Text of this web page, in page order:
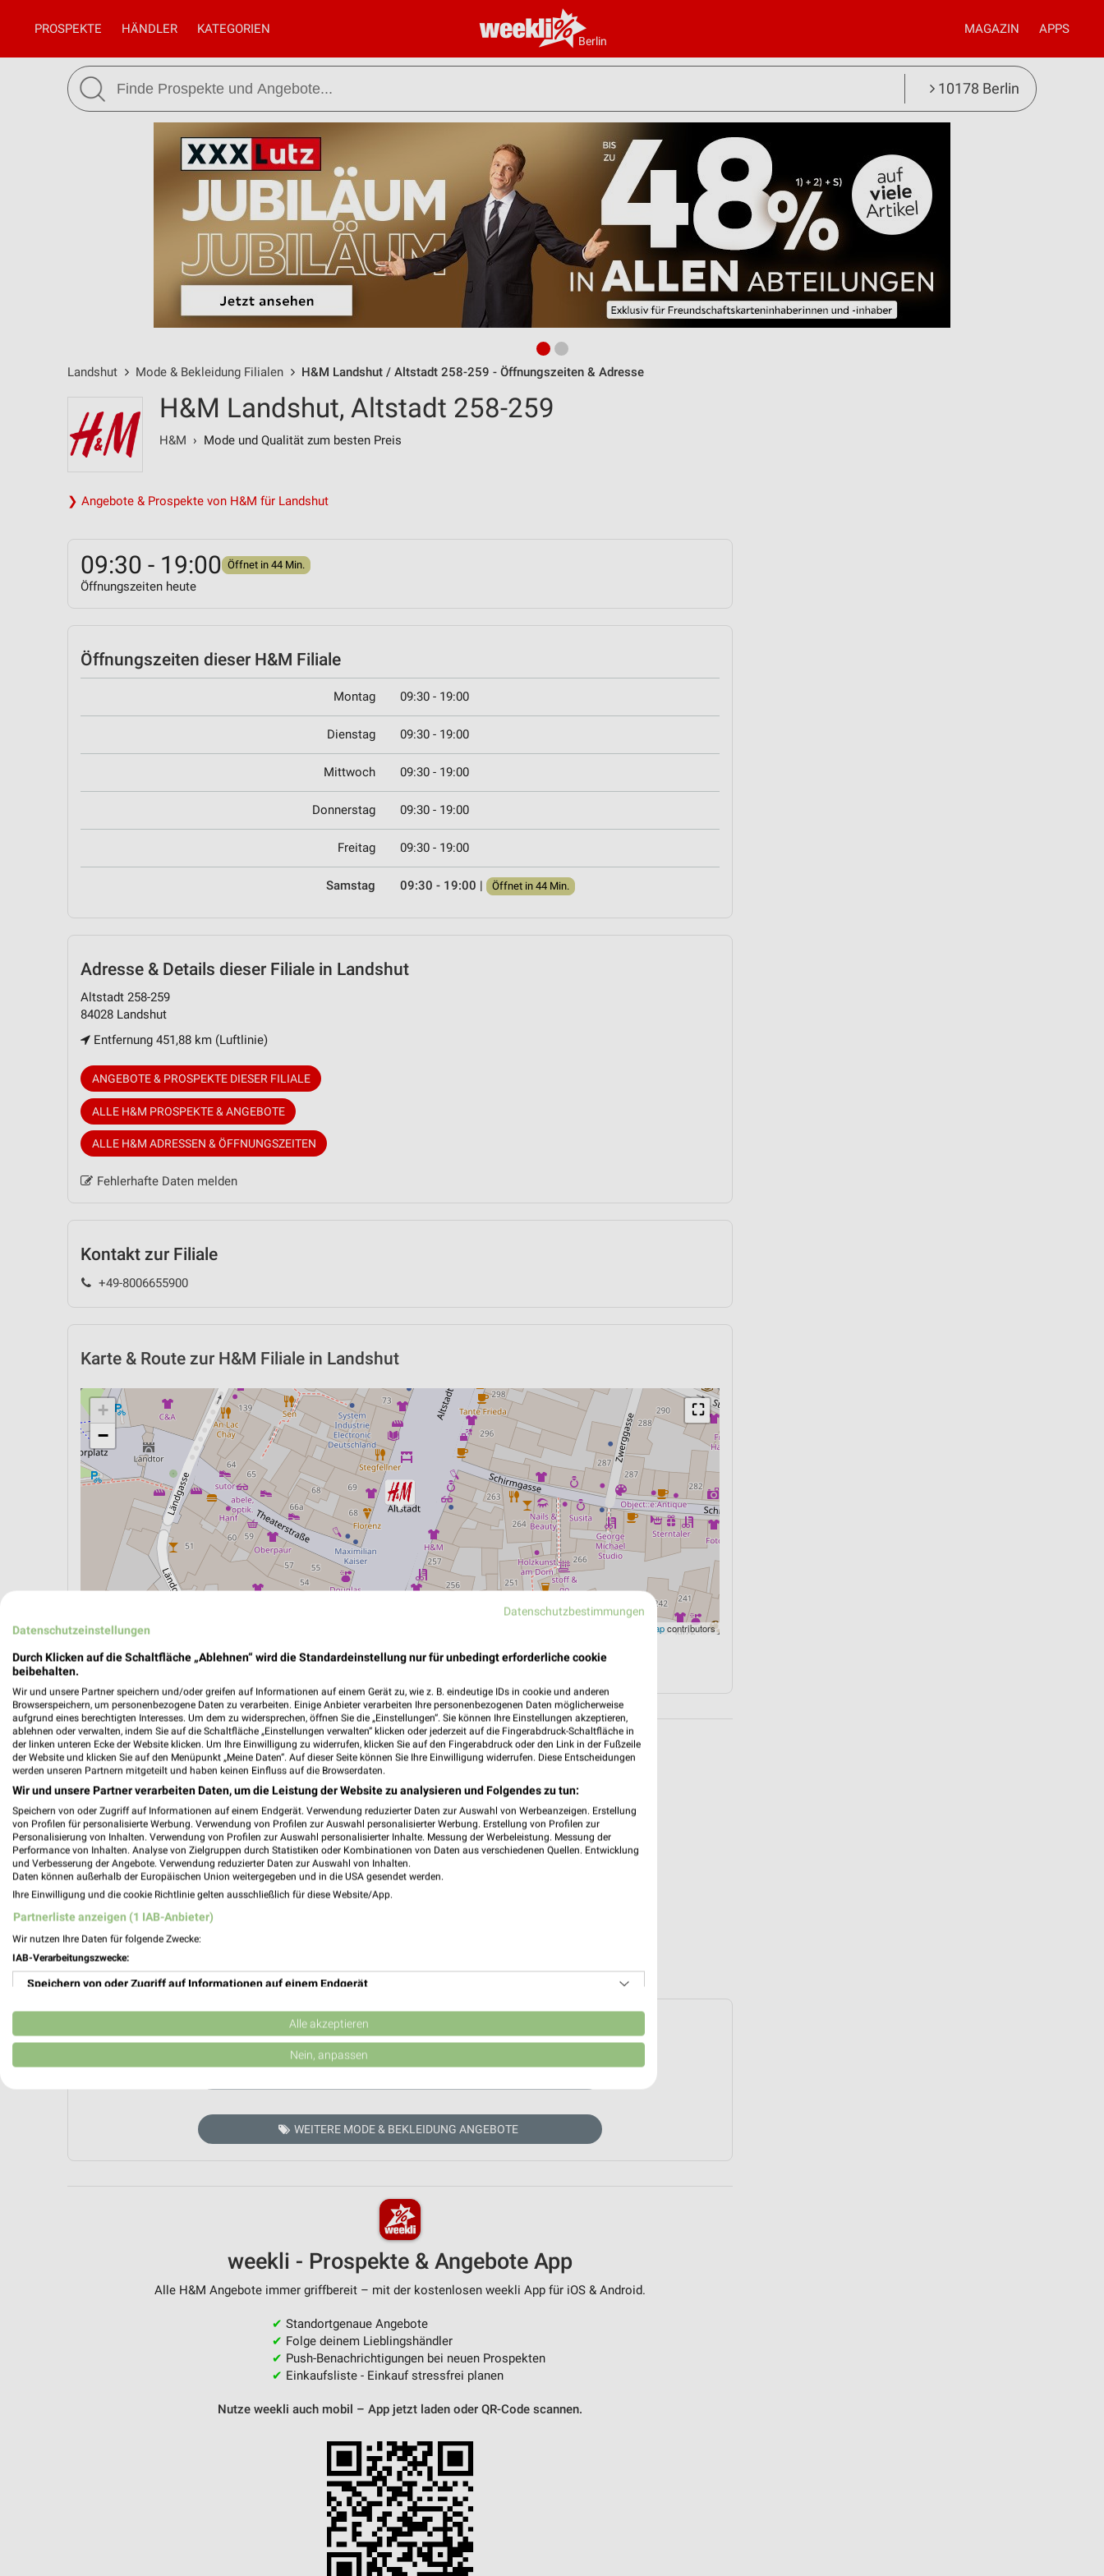
Berlin
PROSPEKTE HÄNDLER KATEGORIEN MAGAZIN APPS
10178 Berlin
Landshut Mode & Bekleidung Filialen H&M Landshut / Altstadt 258-259 - Öffnungszeiten & Adresse
H&M Landshut, Altstadt 258-259
H&M › Mode und Qualität zum besten Preis
❯ Angebote & Prospekte von H&M für Landshut
09:30 - 19:00 Öffnet in 44 Min.
Öffnungszeiten heute
Öffnungszeiten dieser H&M Filiale
Montag 09:30 - 19:00
Dienstag 09:30 - 19:00
Mittwoch 09:30 - 19:00
Donnerstag 09:30 - 19:00
Freitag 09:30 - 19:00
Samstag 09:30 - 19:00 | Öffnet in 44 Min.
Adresse & Details dieser Filiale in Landshut
Altstadt 258-259
84028 Landshut
Entfernung 451,88 km (Luftlinie)
ANGEBOTE & PROSPEKTE DIESER FILIALE
ALLE H&M PROSPEKTE & ANGEBOTE
ALLE H&M ADRESSEN & ÖFFNUNGSZEITEN
Fehlerhafte Daten melden
Kontakt zur Filiale
+49-8006655900
Karte & Route zur H&M Filiale in Landshut
⛶
+
−
OpenStreetMapcontributors
ÖPNV ANZEIGEN LADESÄULEN ANZEIGEN NAVIGATION MIT GOOGLE/IOS MAPS
Aktuell keine Prospekte vorhanden.
WEITERE MODE & BEKLEIDUNG ANGEBOTE
weekli - Prospekte & Angebote App
Alle H&M Angebote immer griffbereit – mit der kostenlosen weekli App für iOS & Android.
✔ Standortgenaue Angebote
✔ Folge deinem Lieblingshändler
✔ Push-Benachrichtigungen bei neuen Prospekten
✔ Einkaufsliste - Einkauf stressfrei planen
Nutze weekli auch mobil – App jetzt laden oder QR-Code scannen.
Datenschutzbestimmungen
Datenschutzeinstellungen
Durch Klicken auf die Schaltfläche „Ablehnen“ wird die Standardeinstellung nur für unbedingt erforderliche cookie
beibehalten.
Wir und unsere Partner speichern und/oder greifen auf Informationen auf einem Gerät zu, wie z. B. eindeutige IDs in cookie und anderen
Browserspeichern, um personenbezogene Daten zu verarbeiten. Einige Anbieter verarbeiten Ihre personenbezogenen Daten möglicherweise
aufgrund eines berechtigten Interesses. Um dem zu widersprechen, öffnen Sie die „Einstellungen“. Sie können Ihre Einstellungen akzeptieren,
ablehnen oder verwalten, indem Sie auf die Schaltfläche „Einstellungen verwalten“ klicken oder jederzeit auf die Fingerabdruck-Schaltfläche in
der linken unteren Ecke der Website klicken. Um Ihre Einwilligung zu widerrufen, klicken Sie auf den Fingerabdruck oder den Link in der Fußzeile
der Website und klicken Sie auf den Menüpunkt „Meine Daten“. Auf dieser Seite können Sie Ihre Einwilligung widerrufen. Diese Entscheidungen
werden unseren Partnern mitgeteilt und haben keinen Einfluss auf die Browserdaten.
Wir und unsere Partner verarbeiten Daten, um die Leistung der Website zu analysieren und Folgendes zu tun:
Speichern von oder Zugriff auf Informationen auf einem Endgerät. Verwendung reduzierter Daten zur Auswahl von Werbeanzeigen. Erstellung
von Profilen für personalisierte Werbung. Verwendung von Profilen zur Auswahl personalisierter Werbung. Erstellung von Profilen zur
Personalisierung von Inhalten. Verwendung von Profilen zur Auswahl personalisierter Inhalte. Messung der Werbeleistung. Messung der
Performance von Inhalten. Analyse von Zielgruppen durch Statistiken oder Kombinationen von Daten aus verschiedenen Quellen. Entwicklung
und Verbesserung der Angebote. Verwendung reduzierter Daten zur Auswahl von Inhalten.
Daten können außerhalb der Europäischen Union weitergegeben und in die USA gesendet werden.
Ihre Einwilligung und die cookie Richtlinie gelten ausschließlich für diese Website/App.
Partnerliste anzeigen (1 IAB-Anbieter)
Wir nutzen Ihre Daten für folgende Zwecke:
IAB-Verarbeitungszwecke:
Speichern von oder Zugriff auf Informationen auf einem Endgerät
Verwendung reduzierter Daten zur Auswahl von Werbeanzeigen
Erstellung von Profilen für personalisierte Werbung
Erstellung von Profilen zur Personalisierung von Inhalten
Analyse von Zielgruppen durch Statistiken oder Kombinationen von Daten aus verschiedenen
Entwicklung und Verbesserung der Angebote
Verwendung reduzierter Daten zur Auswahl von Inhalten
Geräte anhand von aktiv angeforderten Informationen identifizieren
Alle akzeptieren
Nein, anpassen